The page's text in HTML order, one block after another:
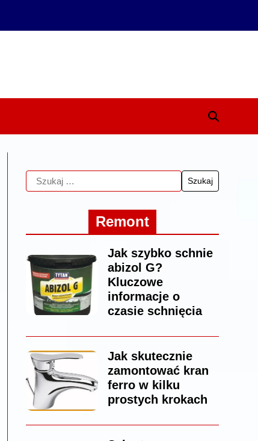
Remont
Jak szybko schnie
abizol G?
Kluczowe
informacje o
czasie schnięcia
Jak skutecznie
zamontować kran
ferro w kilku
prostych krokach